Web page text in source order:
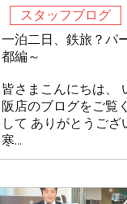
スタッフブログ
一泊二日、鉄旅？パ
都編～
皆さまこんにちは、
阪店のブログをご覧
して ありがとうござ
寒...